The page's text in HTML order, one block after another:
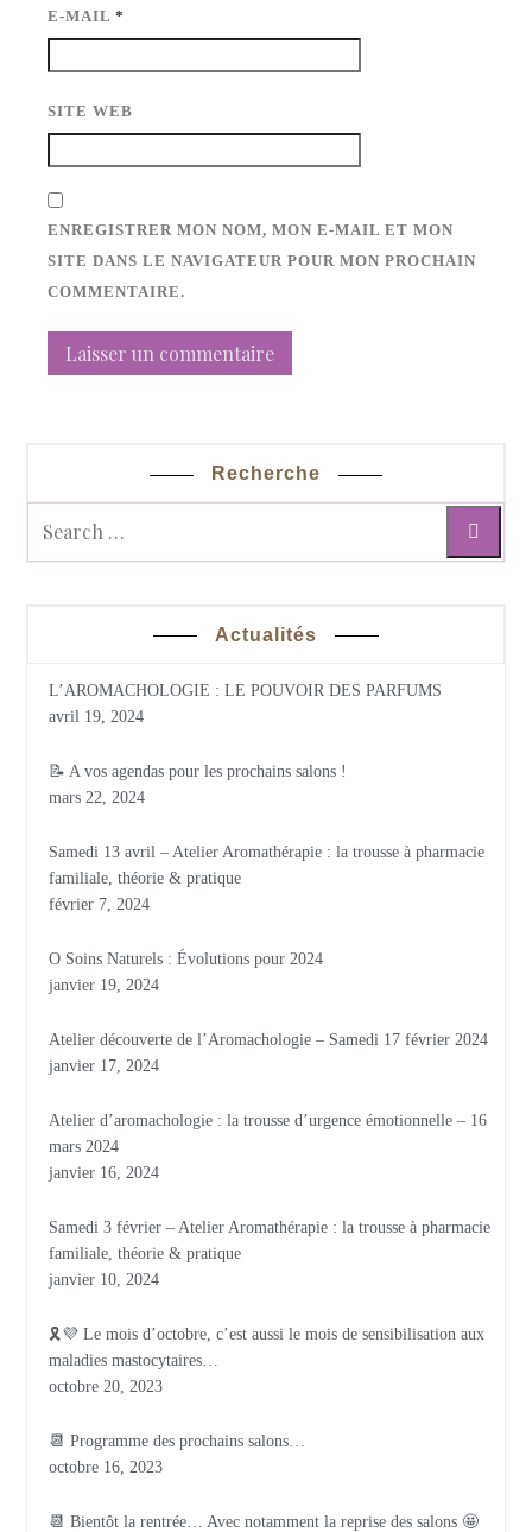
E-MAIL*
SITE WEB
ENREGISTRER MON NOM, MON E-MAIL ET MON
SITE DANS LE NAVIGATEUR POUR MON PROCHAIN
COMMENTAIRE.
Recherche
Actualités
L’AROMACHOLOGIE : LE POUVOIR DES PARFUMS
avril 19, 2024
📝 A vos agendas pour les prochains salons !
mars 22, 2024
Samedi 13 avril – Atelier Aromathérapie : la trousse à pharmacie
familiale, théorie & pratique
février 7, 2024
O Soins Naturels : Évolutions pour 2024
janvier 19, 2024
Atelier découverte de l’Aromachologie – Samedi 17 février 2024
janvier 17, 2024
Atelier d’aromachologie : la trousse d’urgence émotionnelle – 16
mars 2024
janvier 16, 2024
Samedi 3 février – Atelier Aromathérapie : la trousse à pharmacie
familiale, théorie & pratique
janvier 10, 2024
🎗💜 Le mois d’octobre, c’est aussi le mois de sensibilisation aux
maladies mastocytaires…
octobre 20, 2023
📆 Programme des prochains salons…
octobre 16, 2023
📆 Bientôt la rentrée… Avec notamment la reprise des salons 🤩